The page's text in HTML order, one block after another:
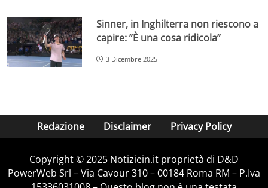
Sinner, in Inghilterra non riescono a
capire: ”È una cosa ridicola”
3 Dicembre 2025
Redazione Disclaimer Privacy Policy
Copyright © 2025 Notiziein.it proprietà di D&D
PowerWeb Srl – Via Cavour 310 – 00184 Roma RM – P.Iva